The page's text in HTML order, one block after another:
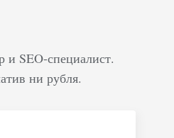
и SEO-специалист.
ни рубля.